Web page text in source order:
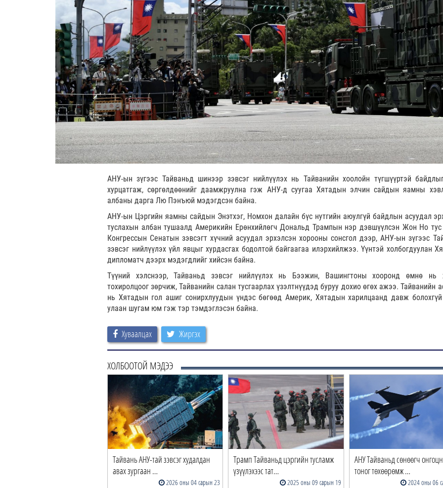
АНУ-ын зүгээс Тайваньд шинээр зэвсэг нийлүүлэх нь Тайванийн хоолойн түгшүүртэй
хурцатгаж, сөргөлдөөнийг даамжруулна гэж АНУ-д суугаа Хятадын элчин сайдын яамны
албаны дарга Лю Пэнъюй мэдэгдсэн байна.
АНУ-ын Цэргийн яамны сайдын Энэтхэг, Номхон далайн бүс нутгийн аюулгүй байдлын асуудал
туслахын албан тушаалд Америкийн Ерөнхийлөгч Дональд Трампын нэр дэвшүүлсэн Жон Но
Конгрессын Сенатын зэвсэгт хүчний асуудал эрхэлсэн хорооны сонсгол дээр, АНУ-ын зүгээс
зэвсэг нийлүүлэх үйл явцыг хурдасгах бодолтой байгаагаа илэрхийлжээ. Үүнтэй холбогдуулан
дипломатч дээрх мэдэгдлийг хийсэн байна.
Түүний хэлснээр, Тайваньд зэвсэг нийлүүлэх нь Бээжин, Вашингтоны хооронд өмнө нь
тохиролцоог зөрчиж, Тайванийн салан тусгаарлах үзэлтнүүдэд буруу дохио өгөх ажээ. Тайванийн
нь Хятадын гол ашиг сонирхлуудын үндэс бөгөөд Америк, Хятадын харилцаанд давж болохгүй
улаан шугам юм гэж тэр тэмдэглэсэн байна.
Хуваалцах Жиргэх
ХОЛБООТОЙ МЭДЭЭ
Тайвань АНУ-тай зэвсэг худалдан
авах зургаан …
2026 оны 04 сарын 23
Трамп Тайваньд цэргийн тусламж
үзүүлэхээс тат…
2025 оны 09 сарын 19
АНУ Тайваньд сөнөөгч
тоног төхөөрөмж …
2024 оны 06